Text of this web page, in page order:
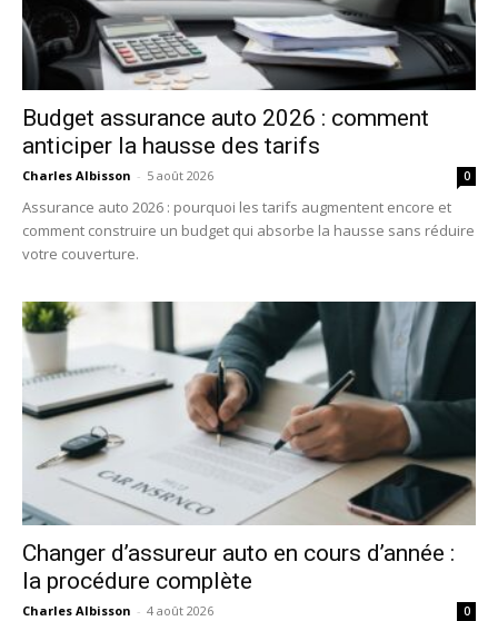
Budget assurance auto 2026 : comment
anticiper la hausse des tarifs
Charles Albisson - 5 août 2026 0
Assurance auto 2026 : pourquoi les tarifs augmentent encore et
comment construire un budget qui absorbe la hausse sans réduire
votre couverture.
Changer d’assureur auto en cours d’année :
la procédure complète
Charles Albisson - 4 août 2026 0